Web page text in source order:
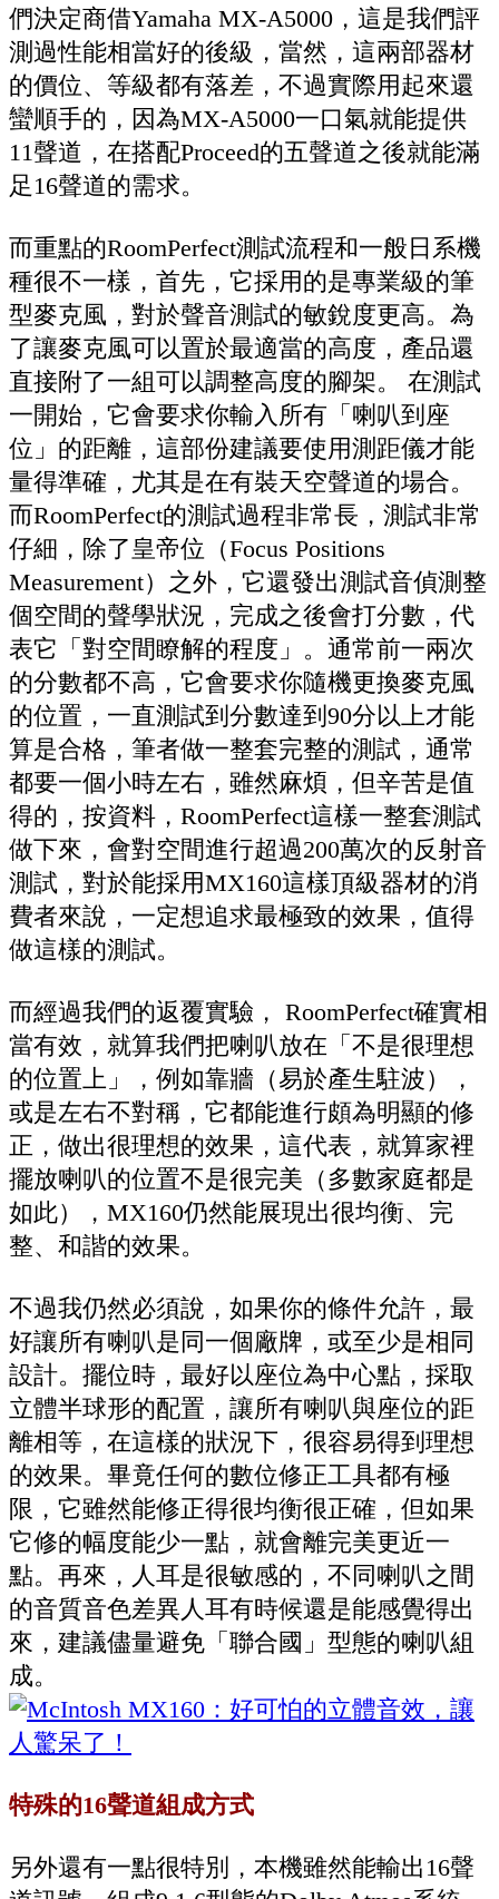
們決定商借Yamaha MX-A5000，這是我們評
測過性能相當好的後級，當然，這兩部器材
的價位、等級都有落差，不過實際用起來還
蠻順手的，因為MX-A5000一口氣就能提供
11聲道，在搭配Proceed的五聲道之後就能滿
足16聲道的需求。
而重點的RoomPerfect測試流程和一般日系機
種很不一樣，首先，它採用的是專業級的筆
型麥克風，對於聲音測試的敏銳度更高。為
了讓麥克風可以置於最適當的高度，產品還
直接附了一組可以調整高度的腳架。 在測試
一開始，它會要求你輸入所有「喇叭到座
位」的距離，這部份建議要使用測距儀才能
量得準確，尤其是在有裝天空聲道的場合。
而RoomPerfect的測試過程非常長，測試非常
仔細，除了皇帝位（Focus Positions
Measurement）之外，它還發出測試音偵測整
個空間的聲學狀況，完成之後會打分數，代
表它「對空間瞭解的程度」。通常前一兩次
的分數都不高，它會要求你隨機更換麥克風
的位置，一直測試到分數達到90分以上才能
算是合格，筆者做一整套完整的測試，通常
都要一個小時左右，雖然麻煩，但辛苦是值
得的，按資料，RoomPerfect這樣一整套測試
做下來，會對空間進行超過200萬次的反射音
測試，對於能採用MX160這樣頂級器材的消
費者來說，一定想追求最極致的效果，值得
做這樣的測試。
而經過我們的返覆實驗， RoomPerfect確實相
當有效，就算我們把喇叭放在「不是很理想
的位置上」，例如靠牆（易於產生駐波），
或是左右不對稱，它都能進行頗為明顯的修
正，做出很理想的效果，這代表，就算家裡
擺放喇叭的位置不是很完美（多數家庭都是
如此），MX160仍然能展現出很均衡、完
整、和諧的效果。
不過我仍然必須說，如果你的條件允許，最
好讓所有喇叭是同一個廠牌，或至少是相同
設計。擺位時，最好以座位為中心點，採取
立體半球形的配置，讓所有喇叭與座位的距
離相等，在這樣的狀況下，很容易得到理想
的效果。畢竟任何的數位修正工具都有極
限，它雖然能修正得很均衡很正確，但如果
它修的幅度能少一點，就會離完美更近一
點。再來，人耳是很敏感的，不同喇叭之間
的音質音色差異人耳有時候還是能感覺得出
來，建議儘量避免「聯合國」型態的喇叭組
成。
特殊的16聲道組成方式
另外還有一點很特別，本機雖然能輸出16聲